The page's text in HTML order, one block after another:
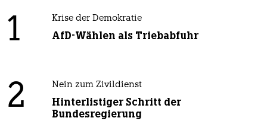
1 Krise der Demokratie
AfD-Wählen als Triebabfuhr
2 Nein zum Zivildienst
Hinterlistiger Schritt der
Bundesregierung